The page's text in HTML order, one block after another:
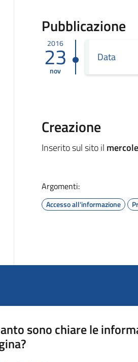
Pubblicazione
2016
23
nov
Data
Creazione
Inserito sul sito il
Argomenti:
Accesso all'informazione
sono chiare le